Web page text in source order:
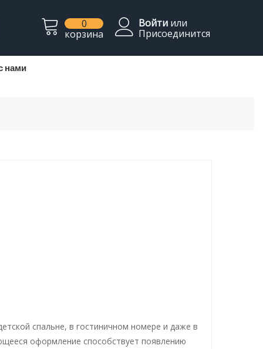
0
корзина
Войти или
Присоединится
нами
спальне, в гостиничном номере и даже в
оформление способствует появлению